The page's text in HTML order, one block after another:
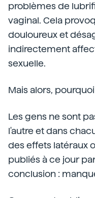
problèmes de
vaginal. Cela
douloureux et
indirectement
sexuelle.
Mais alors,
Les gens ne sont
l'autre et dans
des effets latéraux
publiés à ce jour
conclusion :